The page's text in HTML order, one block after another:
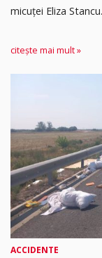
micuței Eliza
citește mai mult »
ACCIDENTE